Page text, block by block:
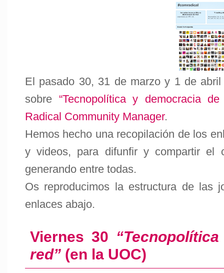
El pasado 30, 31 de marzo y 1 de
sobre “Tecnopolítica y democracia
Radical Community Manager.
Hemos hecho una recopilación de los
y videos, para difunfir y compartir el
generando entre todas.
Os reproducimos la estructura de las
enlaces abajo.
Viernes 30
red” (en la UOC)